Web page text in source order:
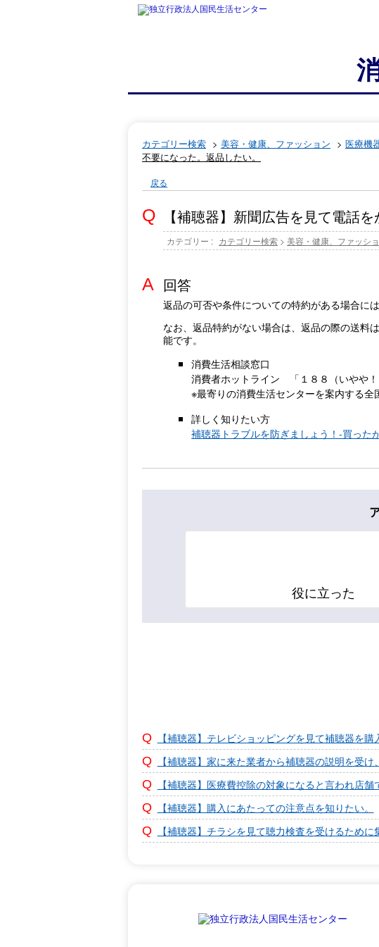
カテゴリー検索 > 美容・健康、ファッション > 医療機
不要になった。返品したい。
戻る
【補聴器】新聞広告を見て電話
カテゴリー : カテゴリー検索 >美容・健康、ファッシ
回答
返品の可否や条件についての特約がある場合に
なお、返品特約がない場合は、返品の際の送料
能です。
消費生活相談窓口
消費者ホットライン 「１８８（いやや
※最寄りの消費生活センターを案内する全
詳しく知りたい方
補聴器トラブルを防ぎましょう！‐買っ
役に立った
【補聴器】テレビショッピングを見て補聴器を購
【補聴器】家に来た業者から補聴器の説明を受け
【補聴器】医療費控除の対象になると言われ店
【補聴器】購入にあたっての注意点を知りたい。
【補聴器】チラシを見て聴力検査を受けるため